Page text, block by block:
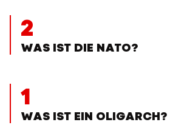
2
WAS IST DIE NATO?
1
WAS IST EIN OLIGARCH?